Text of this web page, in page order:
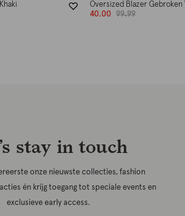
Oversized Blazer Gebroken
40.00
99.99
stay in touch
onze nieuwste collecties, fashion
én krijg toegang tot speciale events en
exclusieve early access.